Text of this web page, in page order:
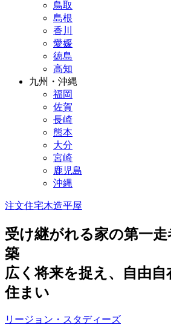
鳥取
島根
香川
愛媛
徳島
高知
九州・沖縄
福岡
佐賀
長崎
熊本
大分
宮崎
鹿児島
沖縄
注文住宅木造平屋
受け継がれる家の第一
築
広く将来を捉え、自由自
住まい
リージョン・スタディーズ